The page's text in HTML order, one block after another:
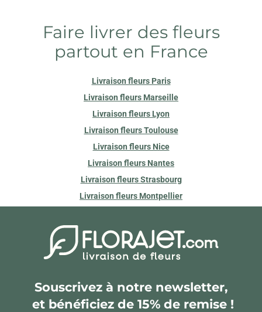
Faire livrer des fleurs
partout en France
Livraison fleurs Paris
Livraison fleurs Marseille
Livraison fleurs Lyon
Livraison fleurs Toulouse
Livraison fleurs Nice
Livraison fleurs Nantes
Livraison fleurs Strasbourg
Livraison fleurs Montpellier
Souscrivez à notre newsletter,
et bénéficiez de 15% de remise !